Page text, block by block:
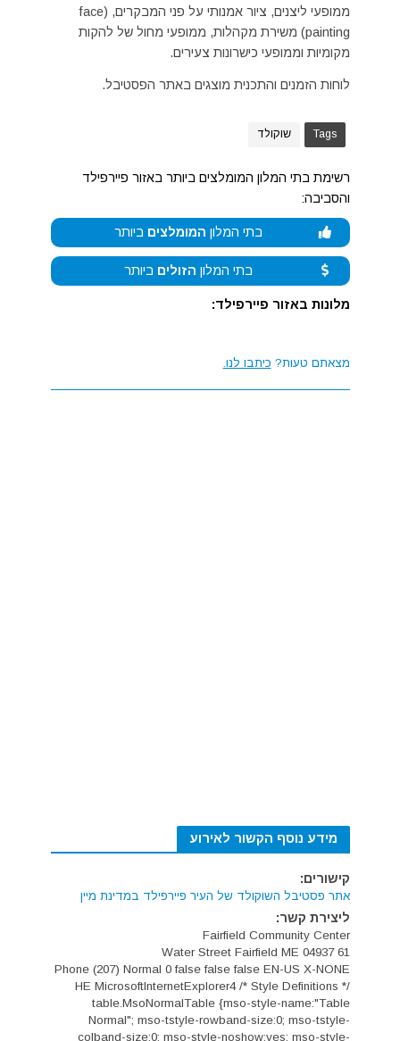
ממופעי ליצנים, ציור אמנותי על פני המבקרים, (face
painting) משירת מקהלות, ממופעי מחול של להקות
מקומיות וממופעי כישרונות צעירים.
לוחות הזמנים והתכנית מוצגים באתר הפסטיבל.
Tags שוקולד
רשימת בתי המלון המומלצים ביותר באזור פיירפילד
והסביבה:
בתי המלון המומלצים ביותר
בתי המלון הזולים ביותר
מלונות באזור פיירפילד:
מצאתם טעות? כיתבו לנו.
מידע נוסף הקשור לאירוע
קישורים:
אתר פסטיבל השוקולד של העיר פיירפילד במדינת מיין
ליצירת קשר:
Fairfield Community Center
61 Water Street Fairfield ME 04937
Phone (207) Normal 0 false false false EN-US X-NONE
HE MicrosoftInternetExplorer4 /* Style Definitions */
table.MsoNormalTable {mso-style-name:"Table
Normal"; mso-tstyle-rowband-size:0; mso-tstyle-
colband-size:0; mso-style-noshow:yes; mso-style-